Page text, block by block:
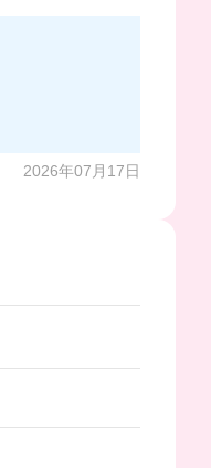
2026年07月17日